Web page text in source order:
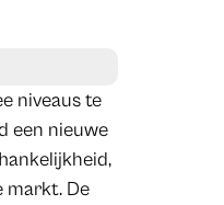
niveaus te
een nieuwe
markt. De